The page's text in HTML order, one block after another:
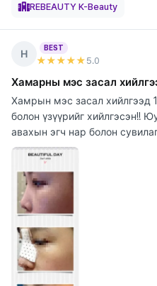
REBEAUTY K-Beauty
Н
BEST
★★★★★ 5.0
Хамарны мэс засал
Хамрын мэс засал хийлгээд 10 дахь
болон үзүүрийг хийлгэсэн!! Юуны өмнө, эндхийн хүлээн
авахын эгч нар болон